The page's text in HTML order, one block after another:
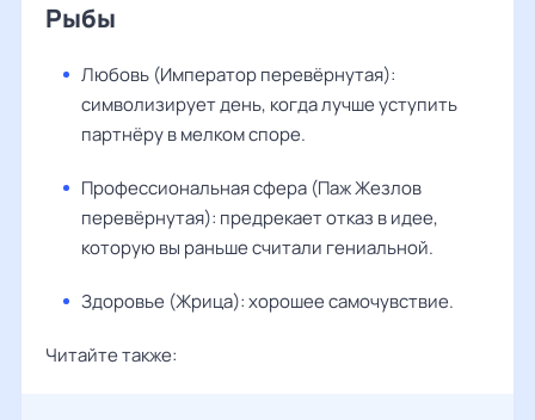
Рыбы
Любовь (Император перевёрнутая):
символизирует день, когда лучше уступить
партнёру в мелком споре.
Профессиональная сфера (Паж Жезлов
перевёрнутая): предрекает отказ в идее,
которую вы раньше считали гениальной.
Здоровье (Жрица): хорошее самочувствие.
Читайте также: